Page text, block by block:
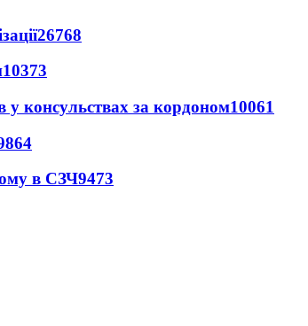
26768
10373
у консульствах за кордоном10061
в СЗЧ9473